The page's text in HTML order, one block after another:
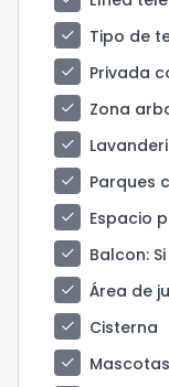
check
Tipo de
check
Privada
check
Zona
check
check
Parques
check
Espacio
check
Balcon: Si
check
Área de
check
Cisterna
check
Mascotas